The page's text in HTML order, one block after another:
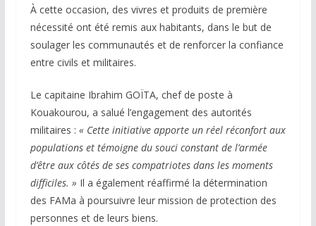
À cette occasion, des vivres et produits de première
nécessité ont été remis aux habitants, dans le but de
soulager les communautés et de renforcer la confiance
entre civils et militaires.
Le capitaine Ibrahim GOÏTA, chef de poste à
Kouakourou, a salué l’engagement des autorités
militaires : « Cette initiative apporte un réel réconfort aux
populations et témoigne du souci constant de l’armée
d’être aux côtés de ses compatriotes dans les moments
difficiles. » Il a également réaffirmé la détermination
des FAMa à poursuivre leur mission de protection des
personnes et de leurs biens.